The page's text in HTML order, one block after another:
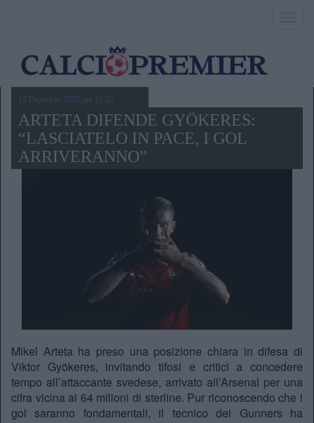
13 Dicembre 2025,ore 11.22
ARTETA DIFENDE GYÖKERES:
“LASCIATELO IN PACE, I GOL
ARRIVERANNO”
Mikel Arteta ha preso una posizione chiara in difesa di
Viktor Gyökeres, invitando tifosi e critici a concedere
tempo all’attaccante svedese, arrivato all’Arsenal per una
cifra vicina ai 64 milioni di sterline. Pur riconoscendo che i
gol saranno fondamentali, il tecnico dei Gunners ha